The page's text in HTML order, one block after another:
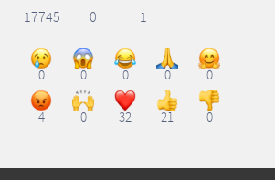
17745 0 1
0 0 0 0 0
4 0 32 21 0